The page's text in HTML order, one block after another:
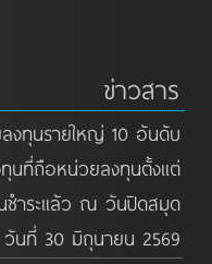
ข่าวสาร
งทุนรายใหญ่ 10 อันดับ
นที่ถือหน่วยลงทุนตั้งแต่
ชำระแล้ว ณ วันปิดสมุด
วันที่ 30 มิถุนายน 2569